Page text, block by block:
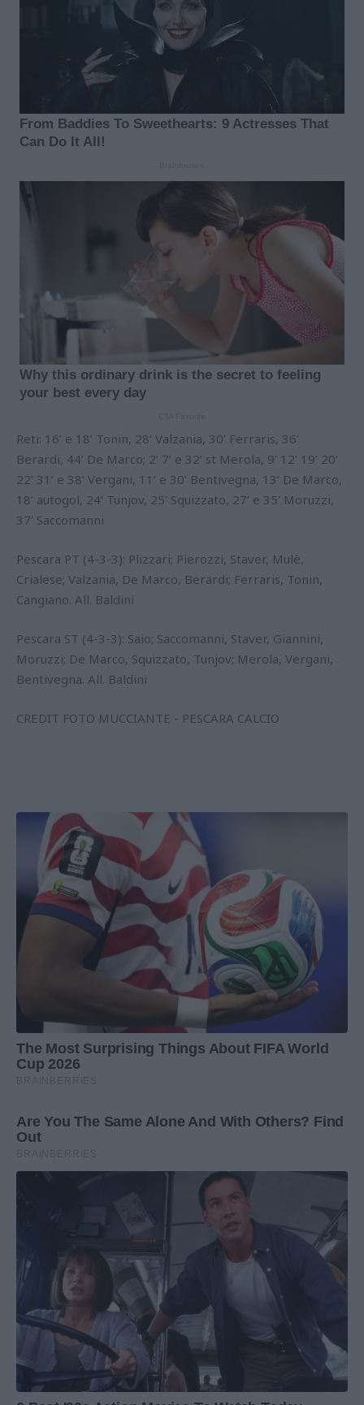
Reti: 16’ e 18’ Tonin, 28’ Valzania, 30’ Ferraris, 36’
Berardi, 44’ De Marco; 2’ 7’ e 32’ st Merola, 9’ 12’ 19’ 20’
22’ 31’ e 38’ Vergani, 11’ e 30’ Bentivegna, 13’ De Marco,
18’ autogol, 24’ Tunjov, 25’ Squizzato, 27’ e 35’ Moruzzi,
37’ Saccomanni
Pescara PT (4-3-3): Plizzari; Pierozzi, Staver, Mulè,
Crialese; Valzania, De Marco, Berardi; Ferraris, Tonin,
Cangiano. All. Baldini
Pescara ST (4-3-3): Saio; Saccomanni, Staver, Giannini,
Moruzzi; De Marco, Squizzato, Tunjov; Merola, Vergani,
Bentivegna. All. Baldini
CREDIT FOTO MUCCIANTE - PESCARA CALCIO